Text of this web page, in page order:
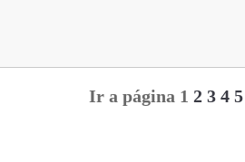
Ir a página 1 2 3 4 5